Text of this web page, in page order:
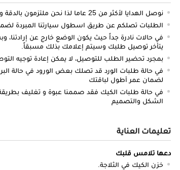
نوصل الهدايا لأكثر من 25 عاما لذا نحن ملتزمون بالدقة والتوصيل في الميعاد المحدد
الطلبات تصلكم عن طريق اسطول سيارتنا المبردة
في حالات نادرة جداً حيث يكون الوضع خارج عن
يتأخر توصيل طلبك وسيتم إعلامك بذلك مسبقاً.
بمجرد تحضير الطلب للتوصيل، لا يمكن إعادة توجيه
في حالة طلبات الورد قد تصلك بعض الورود في حالة
لضمان عمر أطول لباقتك
في حالة طلبات الكيك فقد صممنا عبوة و تغليف
الشكل والتصميم
تعليمات العناية
دعها تلامس قلبك
خزن الكيك في الثلاجة.